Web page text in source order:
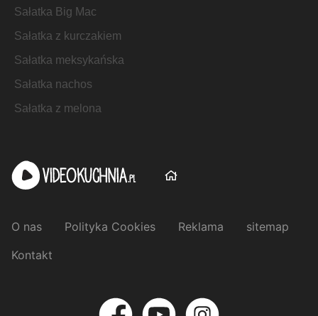
Sałatka Big Mac
Sałatka z kurczakiem
Sałatka meksykańska
Sałatka nachos
Sałatka z melona
O nas Polityka Cookies Reklama
sitemap
Kontakt